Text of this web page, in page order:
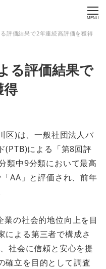
MENU
評価結果で2年連続高評価を獲得
る評価結果で
得
区)は、一般社団法人パ
(PTB)による「第8回評
類中9分類において最高
AA」と評価され、前年
の社会的地位向上を目
による第三者で構成さ
社会に信頼と安心を提
確立を目的として調査